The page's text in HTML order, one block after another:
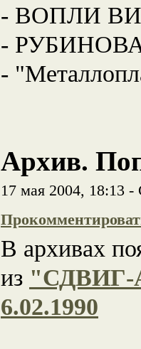
- ВОПЛИ
-
-
Архив.
17 мая 2004, 18:13
В архивах
из "СДВИГ-
6.02.1990